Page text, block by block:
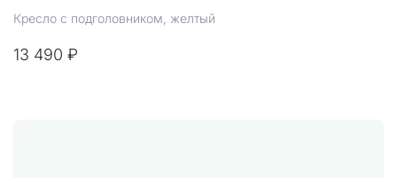
Кресло с подголовником, желтый
13 490 ₽